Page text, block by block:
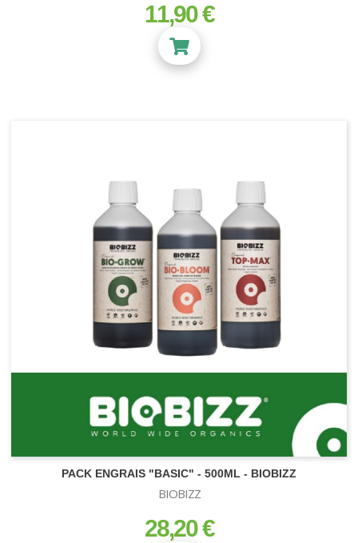
prix
11,90 €
PACK ENGRAIS "BASIC" - 500ML - BIOBIZZ
BIOBIZZ
prix
28,20 €